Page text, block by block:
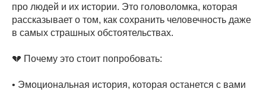
про людей и их истории. Это головоломка, которая
рассказывает о том, как сохранить человечность даже
в самых страшных обстоятельствах.
💔 Почему это стоит попробовать:
• Эмоциональная история, которая останется с вами